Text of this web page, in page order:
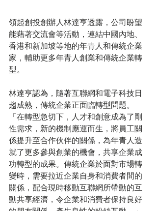
領起創投創辦人林達亨透露，公司盼望
能藉著交流會等活動，連結中國內地、
香港和新加坡等地的年青人和傳統企業
家，輔助更多年青人創業和傳統企業轉
型。
林達亨認為，隨著互聯網和電子科技日
趨成熟，傳統企業正面臨轉型問題。
「在轉型急切下，人才和創意成為了剛
性需求，新的機制應運而生，將員工關
係提升至合作伙伴的關係，為年青人造
就了更多參與創業的機會，共享企業成
功轉型的成果。傳統企業於面對市場轉
變時，需要拉近企業自身和消費者間的
關係，配合現時移動互聯網所帶動的互
動共享經濟，令企業和消費者保持良好